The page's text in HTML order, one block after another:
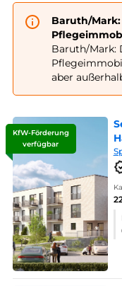
Baruth/
Baruth/Mark:
aber
KfW-Förderung
verfügbar